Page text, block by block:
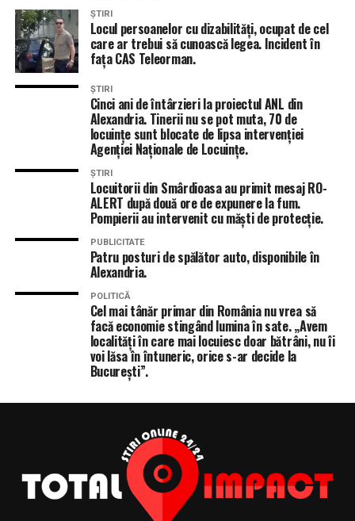
ȘTIRI
Locul persoanelor cu dizabilități, ocupat de cel
care ar trebui să cunoască legea. Incident în
fața CAS Teleorman.
ȘTIRI
Cinci ani de întârzieri la proiectul ANL din
Alexandria. Tinerii nu se pot muta, 70 de
locuințe sunt blocate de lipsa intervenției
Agenției Naționale de Locuințe.
ȘTIRI
Locuitorii din Smârdioasa au primit mesaj RO-
ALERT după două ore de expunere la fum.
Pompierii au intervenit cu măști de protecție.
PUBLICITATE
Patru posturi de spălător auto, disponibile în
Alexandria.
POLITICĂ
Cel mai tânăr primar din România nu vrea să
facă economie stingând lumina în sate. „Avem
localități în care mai locuiesc doar bătrâni, nu îi
voi lăsa în întuneric, orice s-ar decide la
București”.